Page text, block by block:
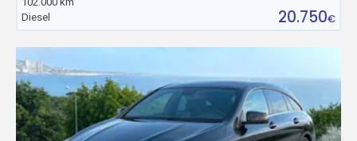
Diesel
20.750€